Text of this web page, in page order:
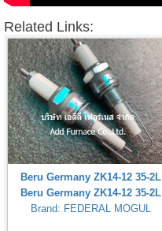
Related Links:
Beru Germany ZK14-12 35-2L
Beru Germany ZK14-12 35-2L
Brand: FEDERAL MOGUL